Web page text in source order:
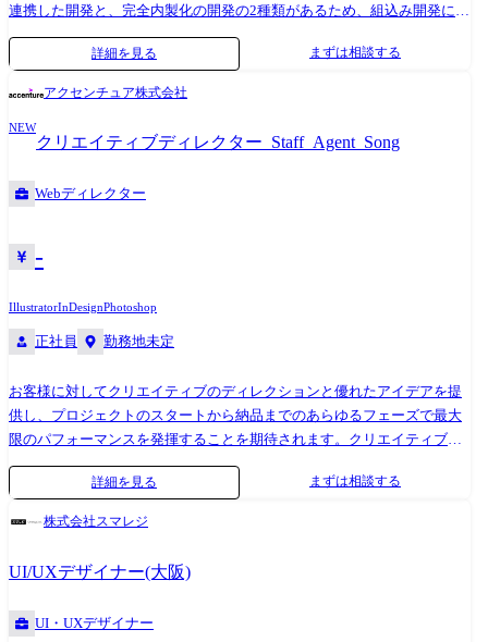
ディング作業は別途フロントエンドエンジニアが行います。 記載内容に
関する注意事項 本求人票に記載の内容は、会社の方針によって変更にな
る可能性があります。
連携した開発と、完全内製化の開発の2種類があるため、組込み開発にお
いて何らかのご経験があれば、ご活躍の可能性がございます。 (実装やテ
スト経験者も対象) ※専門性や適性、会社ニーズなどを踏まえ、会社が定
策定、設計、実装 ・OSとアプリケーション間のインターフェース仕様策
定および調整 ※OSやミドルウェア開発経験、リアルタイムOS、仮想化
技術、セキュアブートやプロセス間通信(IPC)などの知識が活かせます。
②車載アプリケーション/サービスのインテグレーション(統合・検証) 開
ービスを統合し、最適に動作させるための設計・検証を行います。 イン
テグレーションを完遂するには、OSのカーネル、通信ミドルウェア、ハ
な知識が自然と身につきます。 ≪業務委細≫ 他チーム・他社が開発した
存関係を調整・チューニング システム全体での機能検証・統合テスト・
不具合解析/対策 ③ 次世代通信ミドルウェアの開発・実装 AD/ADAS向け
の通信ミドルウェア(DDS、SOME/IP、MQTT等)」の開発は、車の安全性
向上に直結する領域です。 システムのふるまいについて低遅延・正常作
動を実現させる仕事です。 ≪業務委細≫ SOME/IP、DDS、MQTTなど、
車内・車外通信プロトコルのAD/ADAS向けの最適化と実装 異なるドメイ
メッセージブローカーの開発 ●生成AIを活用した開発プロセスの改善及
び内製化促進 プラットフォームの開発実務を担っていただきながら、当
該領域における開発効率を上げるためにAI活用の推進を担っていただき
たいです。 既存の開発手法に囚われずに、開発プロセスの課題を特定
詳細を見る まずは相談する
アクセンチュア株式会社
NEW
クリエイティブディレクター_Staff_Agent_Song
Webディレクター
-
IllustratorInDesignPhotoshop
正社員 勤務地未定
お客様に対してクリエイティブのディレクションと優れたアイデアを提
供し、プロジェクトのスタートから納品までのあらゆるフェーズで最大
限のパフォーマンスを発揮することを期待されます。クリエイティブチ
ームを代表してクライアントにアイデアを提案し、社外のプロダクショ
ンとも連携する責任があります。クライアントの上層部と直接対面した
り、自身が率いるクリエイティブチームへの指揮を統括し、最良の結果
コミュニケーションと決断力を発揮することが求められ、定評を守る要
となります。 今回は、droga5もしくは、アクセンチュア ソング クリエイ
ティブチーム配属となります。 具体的な業務内容 ・プロジェクトの責任
者として、常にクリエイティブなディレクションを周囲に伝えて実行す
詳細を見る まずは相談する
株式会社スマレジ
UI/UXデザイナー(大阪)
UI・UXデザイナー